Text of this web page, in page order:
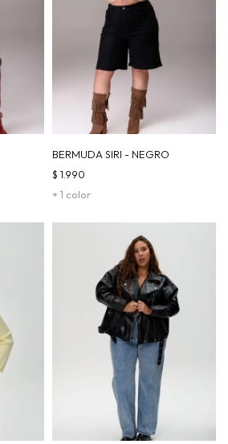
BERMUDA SIRI - NEGRO
+ 1 color
$ 1.990